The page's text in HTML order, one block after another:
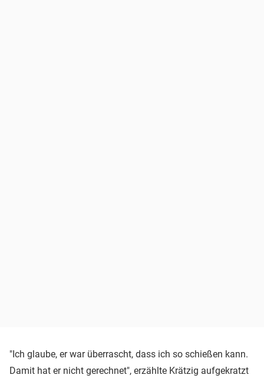
"Ich glaube, er war überrascht, dass ich so schießen kann.
Damit hat er nicht gerechnet", erzählte Krätzig aufgekratzt